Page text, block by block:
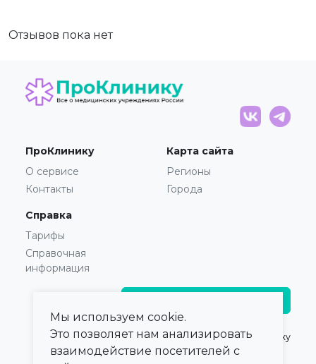
Отзывов пока нет
ПроКлинику
О сервисе
Контакты
Карта сайта
Регионы
Города
Справка
Тарифы
Справочная
информация
© 2021 — 2026,ПроКлинику
Мы используем cookie.
Это позволяет нам анализировать
взаимодействие посетителей с